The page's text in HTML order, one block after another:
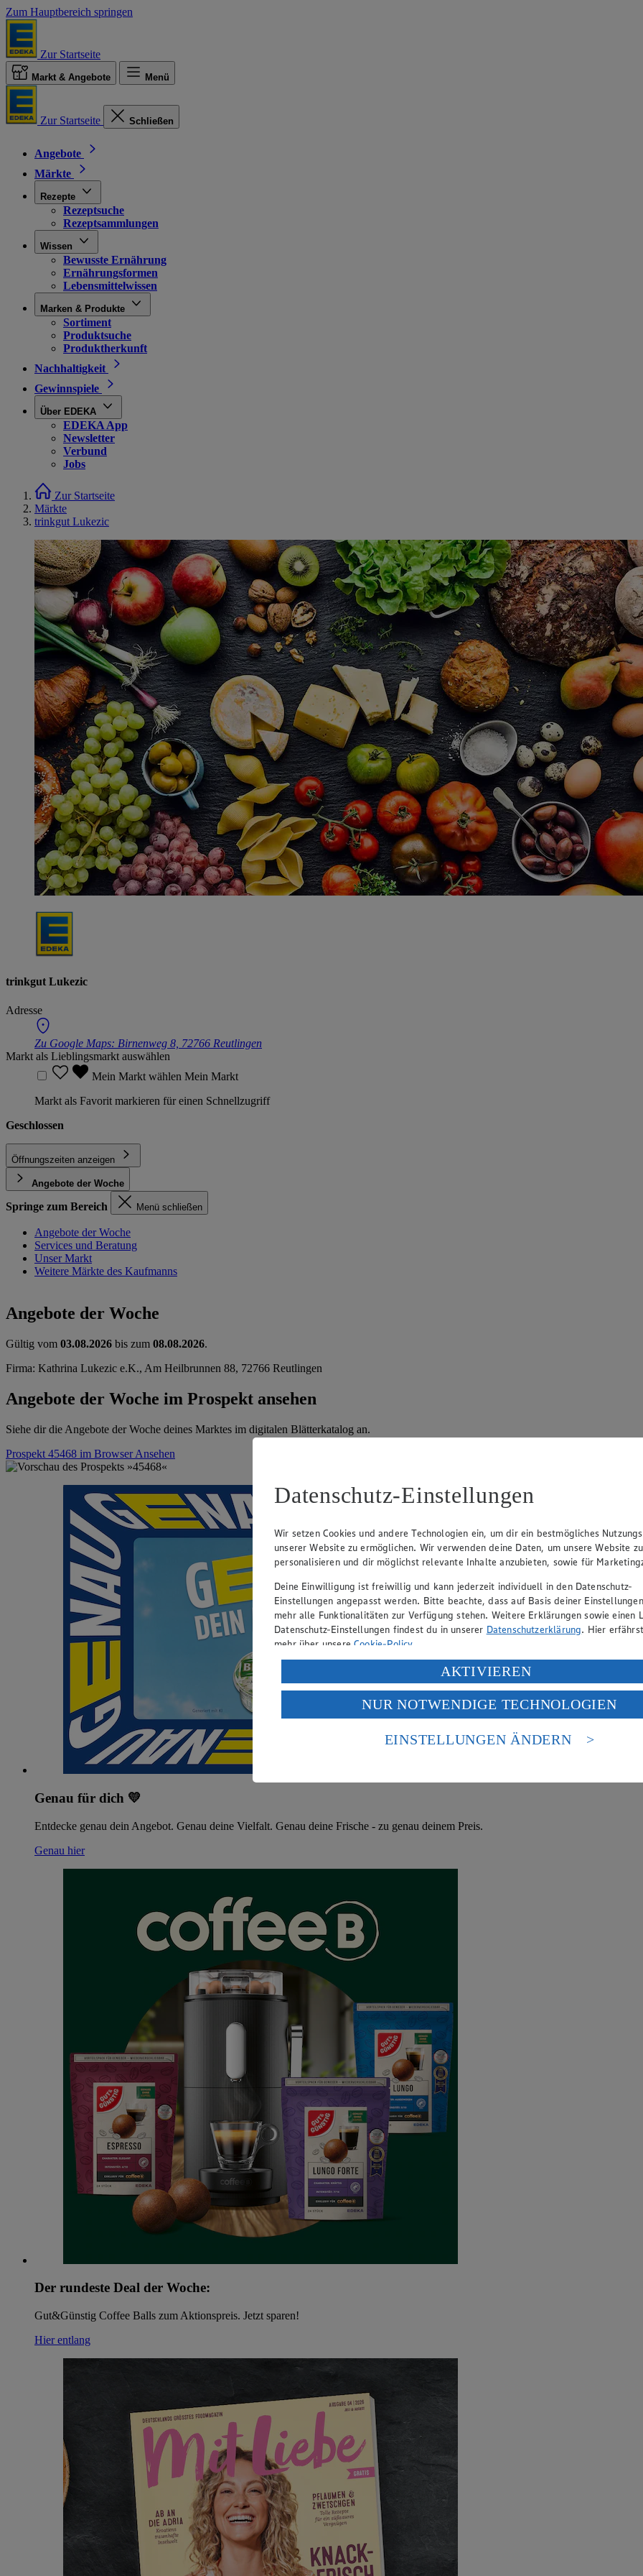
Zum Hauptbereich springen
Zur Startseite
Markt & Angebote Menü
Zur Startseite Schließen
Angebote
Märkte
Rezepte
Rezeptsuche
Rezeptsammlungen
Wissen
Bewusste Ernährung
Ernährungsformen
Lebensmittelwissen
Marken & Produkte
Sortiment
Produktsuche
Produktherkunft
Nachhaltigkeit
Gewinnspiele
Über EDEKA
EDEKA App
Newsletter
Verbund
Jobs
Zur Startseite
Märkte
trinkgut Lukezic
trinkgut Lukezic
Adresse
Zu Google Maps: Birnenweg 8, 72766 Reutlingen
Markt als Lieblingsmarkt auswählen
Mein Markt wählen Mein Markt
Markt als Favorit markieren für einen Schnellzugriff
Geschlossen
Öffnungszeiten anzeigen
Angebote der Woche
Springe zum Bereich Menü schließen
Angebote der Woche
Services und Beratung
Unser Markt
Weitere Märkte des Kaufmanns
Angebote der Woche
Gültig vom 03.08.2026 bis zum 08.08.2026.
Firma: Kathrina Lukezic e.K., Am Heilbrunnen 88, 72766 Reutlingen
Angebote der Woche im Prospekt ansehen
Siehe dir die Angebote der Woche deines Marktes im digitalen Blätterkatalog an.
Prospekt 45468 im Browser Ansehen
Genau für dich 💛
Entdecke genau dein Angebot. Genau deine Vielfalt. Genau deine Frische - zu genau deinem Preis.
Genau hier
Der rundeste Deal der Woche:
Gut&Günstig Coffee Balls zum Aktionspreis. Jetzt sparen!
Hier entlang
Datenschutz-Einstellungen
Wir setzen Cookies und andere Technologien ein, um dir ein bestmögliches
unserer Website zu ermöglichen. Wir verwenden deine Daten, um unsere Website zu
personalisieren und dir möglichst relevante Inhalte anzubieten, sowie für
Deine Einwilligung ist freiwillig und kann jederzeit individuell in den Datenschutz-
Einstellungen angepasst werden. Bitte beachte, dass auf Basis deiner
mehr alle Funktionalitäten zur Verfügung stehen. Weitere Erklärungen sowie einen
Datenschutz-Einstellungen findest du in unserer Datenschutzerklärung. Hier
mehr über unsereCookie-Policy.
Verarbeitung deiner personenbezogenen Daten in den USA durch Facebook und
Wenn du auf „Aktivieren“ klickst, willigst du im Sinne des Art. 49 Abs. 1 Satz 1 lit.
ein, dass deine Daten in den USA verarbeitet werden. Der EuGH sieht die USA als
einem nach europäischen Standards nicht angemessenen Datenschutzniveau an. Es
Risiko eines Zugriffs durch US-amerikanische Behörden.
AKTIVIEREN
NUR NOTWENDIGE TECHNOLOGIEN
EINSTELLUNGEN ÄNDERN